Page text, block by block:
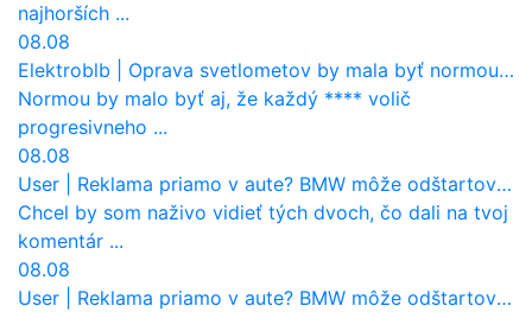
najhorších ...
08.08
Elektroblb
Oprava svetlometov by mala byť normou. Jeden nový dnes stojí priemerne 1251 eur!
Normou by malo byť aj, že každý **** volič
progresivneho ...
08.08
User
Reklama priamo v aute? BMW môže odštartovať nový trend
Chcel by som naživo vidieť tých dvoch, čo dali na tvoj
komentár ...
08.08
User
Reklama priamo v aute? BMW môže odštartovať nový trend